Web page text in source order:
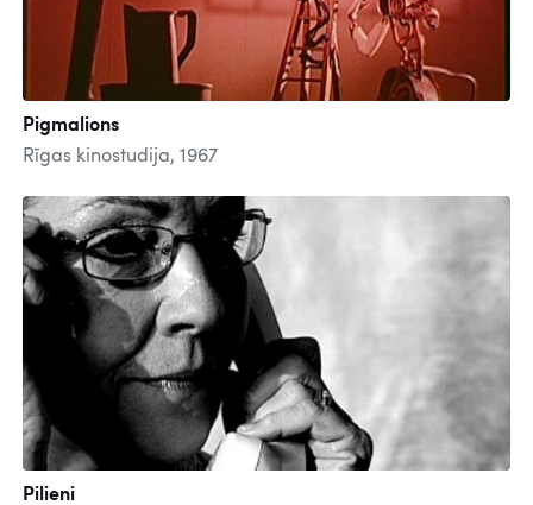
Pigmalions
Rīgas kinostudija, 1967
Pilieni